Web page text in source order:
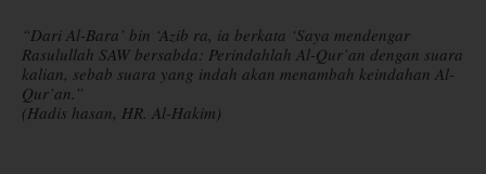
“Dari Al-Bara’ bin ‘Azib ra, ia berkata ‘Saya mendengar
Rasulullah SAW bersabda: Perindahlah Al-Qur’an dengan suara
kalian, sebab suara yang indah akan menambah keindahan Al-
Qur’an.”
(Hadis hasan, HR. Al-Hakim)